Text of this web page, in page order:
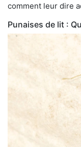
comment leur dire
Punaises de lit :